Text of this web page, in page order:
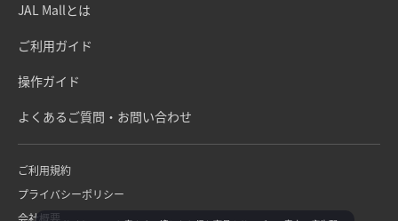
JAL Mallとは
ご利用ガイド
操作ガイド
よくあるご質問・お問い合わせ
ご利用規約
プライバシーポリシー
会社概要